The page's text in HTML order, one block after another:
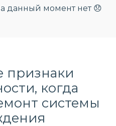
данный момент нет 😞
признаки
когда
системы